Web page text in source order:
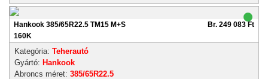
Hankook 385/65R22.5 TM15 M+S
160K
Br. 249 083 Ft
Kategória: Teherautó
Gyártó: Hankook
Abroncs méret: 385/65R22.5